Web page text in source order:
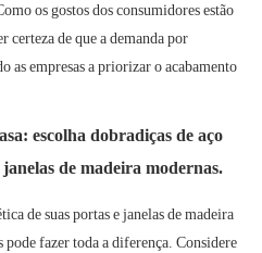
os gostos dos consumidores estão
certeza de que a demanda por
as empresas a priorizar o acabamento
escolha dobradiças de aço
de madeira modernas.
de suas portas e janelas de madeira
pode fazer toda a diferença. Considere